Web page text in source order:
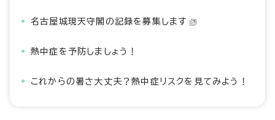
名古屋城現天守閣の記録を募集します
熱中症を予防しましょう！
これからの暑さ大丈夫？熱中症リスクを見てみよう！